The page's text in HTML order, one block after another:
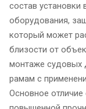
состав установки
оборудования,
который может
близости от
монтаже судовых
рамам с
Основное